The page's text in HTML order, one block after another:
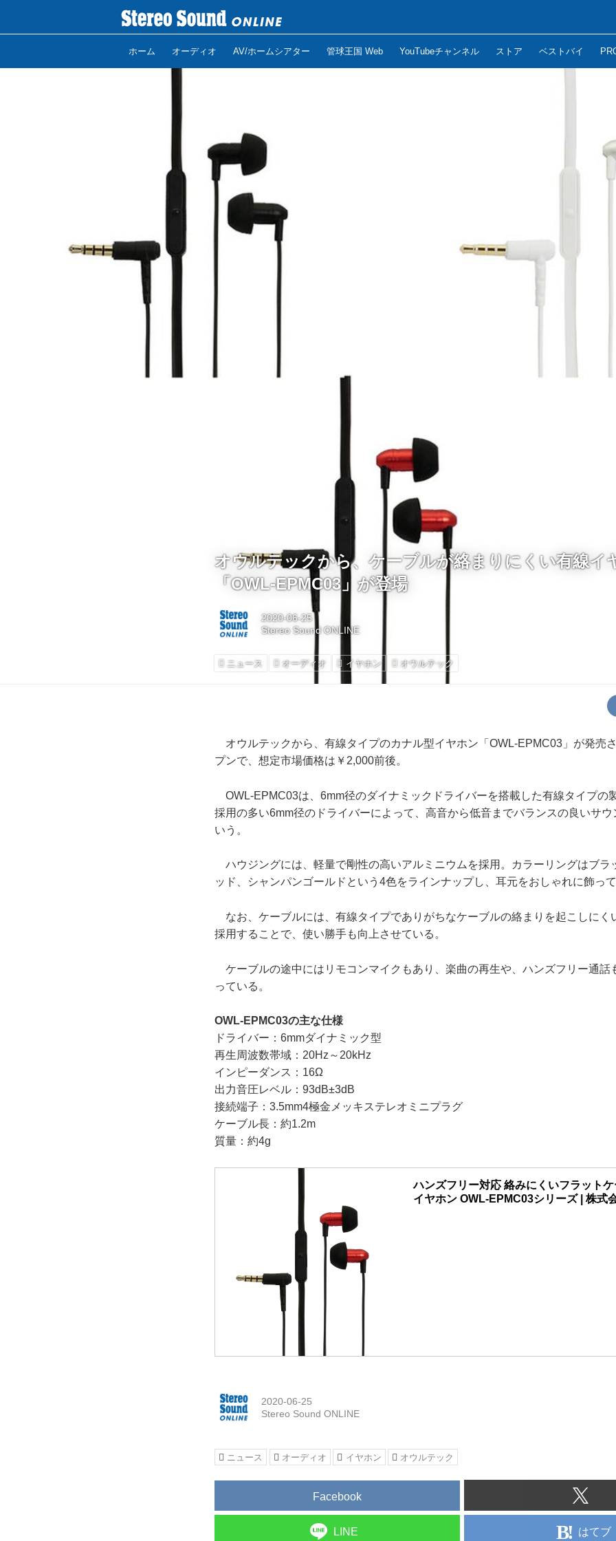
ホーム オーディオ AV/ホームシアター 管球王国 Web YouTubeチャンネル ストア ベストバイ
オウルテックから、ケーブルが絡まりにくい有線イ
「OWL-EPMC03」が登場
2020-06-25
Stereo Sound ONLINE
ニュース オーディオ イヤホン オウルテック
オウルテックから、有線タイプのカナル型イヤホン「OWL-EPMC03」が発売
プンで、想定市場価格は￥2,000前後。
OWL-EPMC03は、6mm径のダイナミックドライバーを搭載した有線タイプの
採用の多い6mm径のドライバーによって、高音から低音までバランスの良いサ
いう。
ハウジングには、軽量で剛性の高いアルミニウムを採用。カラーリングはブラ
ッド、シャンパンゴールドという4色をラインナップし、耳元をおしゃれに飾っ
なお、ケーブルには、有線タイプでありがちなケーブルの絡まりを起こしにく
採用することで、使い勝手も向上させている。
ケーブルの途中にはリモコンマイクもあり、楽曲の再生や、ハンズフリー通話
っている。
OWL-EPMC03の主な仕様
ドライバー：6mmダイナミック型
再生周波数帯域：20Hz～20kHz
インピーダンス：16Ω
出力音圧レベル：93dB±3dB
接続端子：3.5mm4極金メッキステレオミニプラグ
ケーブル長：約1.2m
質量：約4g
ハンズフリー対応 絡みにくいフラット
イヤホン OWL-EPMC03シリーズ | 株式
2020-06-25
Stereo Sound ONLINE
ニュース オーディオ イヤホン オウルテック
Facebook
LINE はてブ